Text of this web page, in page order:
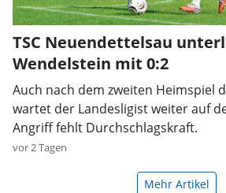
TSC Neuendettelsau
Wendelstein mit 0:2
Auch nach dem zweiten Heimspiel
wartet der Landesligist weiter auf
Angriff fehlt Durchschlagskraft.
vor 2 Tagen
Mehr Artikel